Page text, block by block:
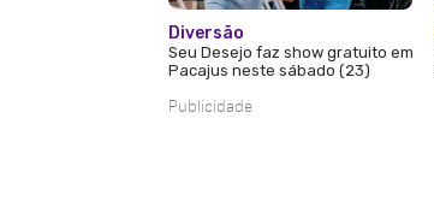
Diversão
Seu Desejo faz show gratuito em
Pacajus neste sábado (23)
Publicidade